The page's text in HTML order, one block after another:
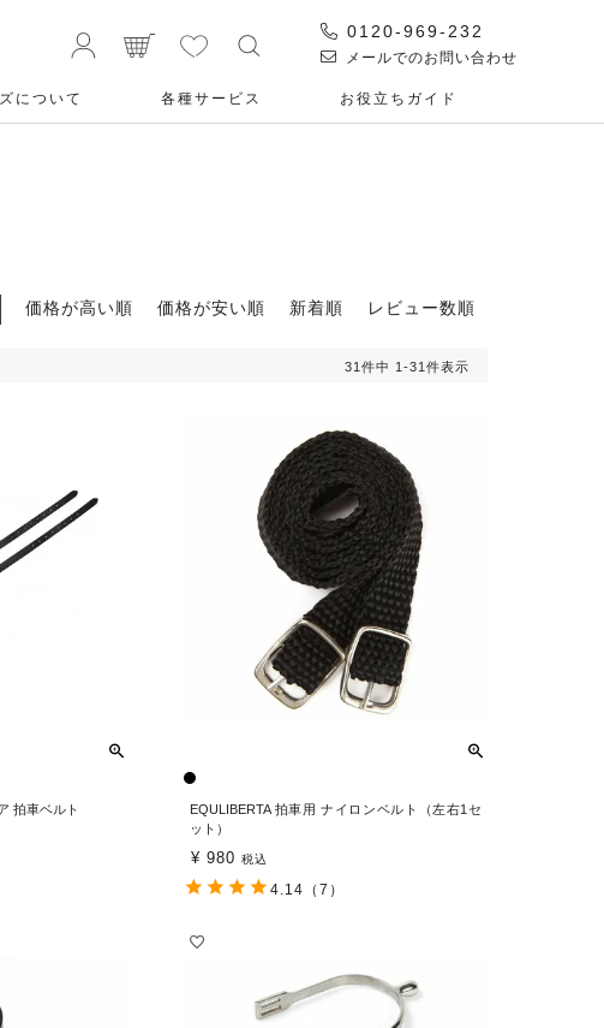
0120-969-232
メールでのお問い合わせ
について 各種サービス お役⽴ちガイド
価格が高い順 価格が安い順 新着順 レビュー数順
31 件中 1 -31 件表示
拍車ベルト
EQULIBERTA 拍車用 ナイロンベルト（左右1セ
ット）
¥ 980 税込
4.14 （7）